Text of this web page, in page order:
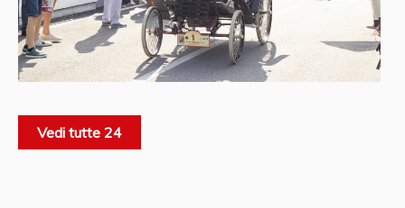
Vedi tutte 24